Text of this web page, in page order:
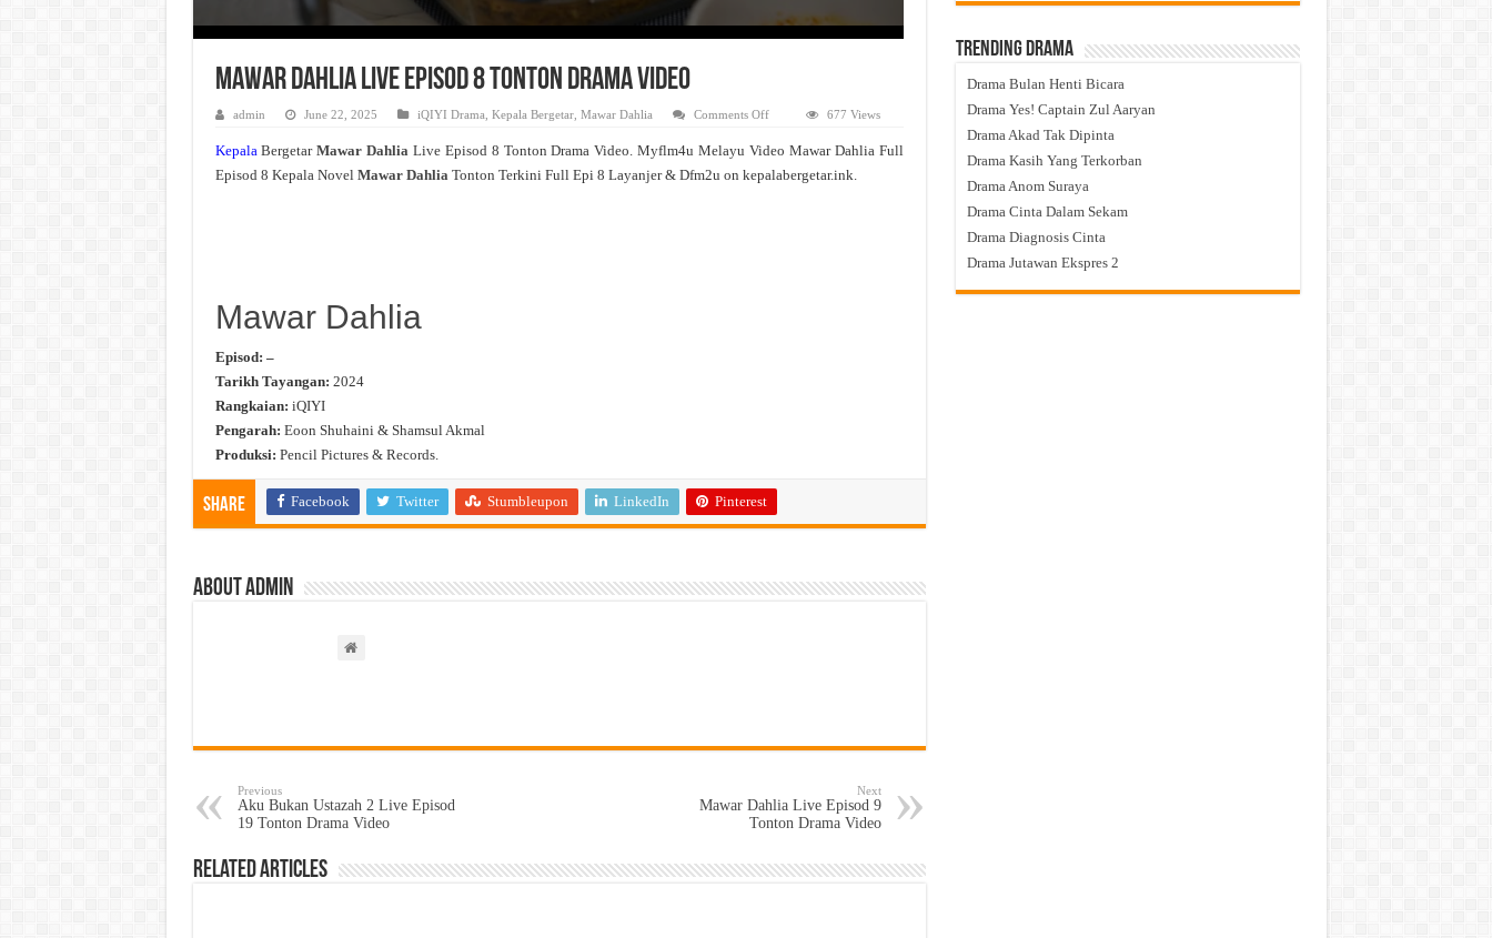
Mawar Dahlia Live Episod 8 Tonton Drama Video
admin June 22, 2025 iQIYI Drama Kepala Bergetar, Mawar Dahlia Comments Offon
Live
8
677 Views
KepalaBergetarMawar Dahlia Live Episod 8 Tonton Drama Video. Myflm4u Melayu Video Mawar Dahlia Full
Episod 8 Kepala NovelMawar Dahlia Tonton Terkini Full Epi 8 Layanjer & Dfm2u on kepalabergetar.ink.
Mawar Dahlia
Episod: –
Tarikh Tayangan: 2024
Rangkaian: iQIYI
Pengarah: Eoon Shuhaini & Shamsul Akmal
Produksi: Pencil Pictures & Records.
Share Facebook Twitter Stumbleupon LinkedIn Pinterest
About admin
Previous
Aku Bukan Ustazah 2 Live Episod
19 Tonton Drama Video
Next
Mawar Dahlia Live Episod 9
Tonton Drama Video
Related Articles
Trending Drama
Drama Bulan Henti Bicara
Drama Yes! Captain Zul Aaryan
Drama Akad Tak Dipinta
Drama Kasih Yang Terkorban
Drama Anom Suraya
Drama Cinta Dalam Sekam
Drama Diagnosis Cinta
Drama Jutawan Ekspres 2